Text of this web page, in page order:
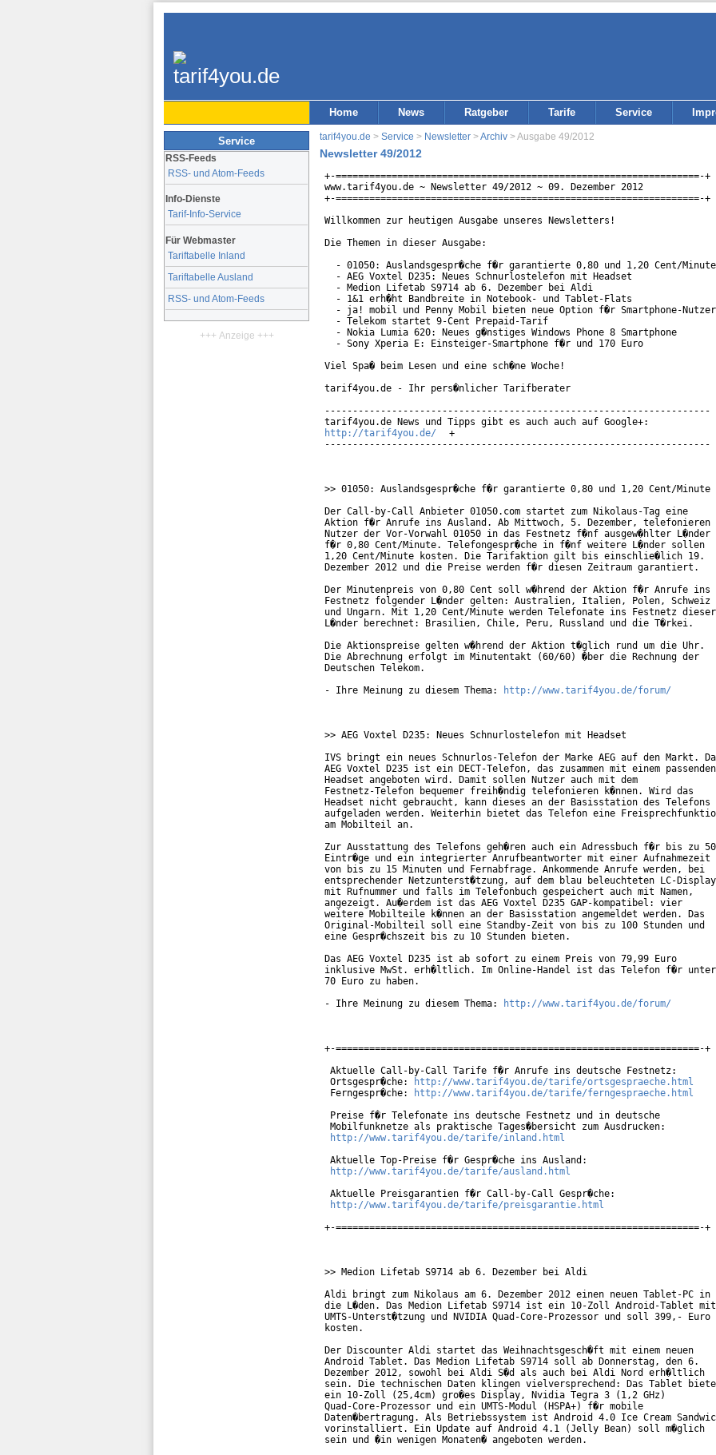
Home News Ratgeber Tarife Service
Service
RSS-Feeds
RSS- und Atom-Feeds
Info-Dienste
Tarif-Info-Service
Für Webmaster
Tariftabelle Inland
Tariftabelle Ausland
RSS- und Atom-Feeds
+++ Anzeige +++
tarif4you.de > Service > Newsletter > Archiv > Ausgabe 49/2012
Newsletter 49/2012
+-=================================================================-+
www.tarif4you.de ~ Newsletter 49/2012 ~ 09. Dezember 2012
+-=================================================================-+
Willkommen zur heutigen Ausgabe unseres Newsletters!
Die Themen in dieser Ausgabe:
  - 01050: Auslandsgespr�che f�r garantierte 0,80 und 1,20 Cent/Minute
  - AEG Voxtel D235: Neues Schnurlostelefon mit Headset
  - Medion Lifetab S9714 ab 6. Dezember bei Aldi
  - 1&1 erh�ht Bandbreite in Notebook- und Tablet-Flats
- ja! mobil und Penny Mobil bieten neue Option f�r Smartphone-
  - Telekom startet 9-Cent Prepaid-Tarif
  - Nokia Lumia 620: Neues g�nstiges Windows Phone 8 Smartphone
  - Sony Xperia E: Einsteiger-Smartphone f�r und 170 Euro
Viel Spa� beim Lesen und eine sch�ne Woche!
tarif4you.de - Ihr pers�nlicher Tarifberater
---------------------------------------------------------------------
http://tarif4you.de/
+
---------------------------------------------------------------------
>> 01050: Auslandsgespr�che f�r garantierte 0,80 und 1,20 Cent/Minute
Der Call-by-Call Anbieter 01050.com startet zum Nikolaus-Tag eine
Aktion f�r Anrufe ins Ausland. Ab Mittwoch, 5. Dezember, telefonieren
Nutzer der Vor-Vorwahl 01050 in das Festnetz f�nf ausgew�hlter L�nder
f�r 0,80 Cent/Minute. Telefongespr�che in f�nf weitere L�nder sollen
1,20 Cent/Minute kosten. Die Tarifaktion gilt bis einschlie�lich 19.
Dezember 2012 und die Preise werden f�r diesen Zeitraum garantiert.
Der Minutenpreis von 0,80 Cent soll w�hrend der Aktion f�r Anrufe ins
Festnetz folgender L�nder gelten: Australien, Italien, Polen, Schweiz
und Ungarn. Mit 1,20 Cent/Minute werden Telefonate ins Festnetz dieser
L�nder berechnet: Brasilien, Chile, Peru, Russland und die T�rkei.
Die Aktionspreise gelten w�hrend der Aktion t�glich rund um die Uhr.
Die Abrechnung erfolgt im Minutentakt (60/60) �ber die Rechnung der
Deutschen Telekom.
- Ihre Meinung zu diesem Thema:
http://www.tarif4you.de/forum/
>> AEG Voxtel D235: Neues Schnurlostelefon mit Headset
IVS bringt ein neues Schnurlos-Telefon der Marke AEG auf den Markt.
AEG Voxtel D235 ist ein DECT-Telefon, das zusammen mit einem passenden
Headset angeboten wird. Damit sollen Nutzer auch mit dem
Festnetz-Telefon bequemer freih�ndig telefonieren k�nnen. Wird das
Headset nicht gebraucht, kann dieses an der Basisstation des Telefons
aufgeladen werden. Weiterhin bietet das Telefon eine
am Mobilteil an.
Zur Ausstattung des Telefons geh�ren auch ein Adressbuch f�r bis zu 50
Eintr�ge und ein integrierter Anrufbeantworter mit einer Aufnahmezeit
von bis zu 15 Minuten und Fernabfrage. Ankommende Anrufe werden, bei
entsprechender Netzunterst�tzung, auf dem blau beleuchteten LC-Display
mit Rufnummer und falls im Telefonbuch gespeichert auch mit Namen,
angezeigt. Au�erdem ist das AEG Voxtel D235 GAP-kompatibel: vier
weitere Mobilteile k�nnen an der Basisstation angemeldet werden. Das
Original-Mobilteil soll eine Standby-Zeit von bis zu 100 Stunden und
eine Gespr�chszeit bis zu 10 Stunden bieten.
Das AEG Voxtel D235 ist ab sofort zu einem Preis von 79,99 Euro
inklusive MwSt. erh�ltlich. Im Online-Handel ist das Telefon f�r unter
70 Euro zu haben.
- Ihre Meinung zu diesem Thema:
http://www.tarif4you.de/forum/
+-=================================================================-+
Aktuelle Call-by-Call Tarife f�r Anrufe ins deutsche Festnetz:
Ortsgespr�che:
http://www.tarif4you.de/tarife/ortsgespraeche.html
Ferngespr�che:
http://www.tarif4you.de/tarife/ferngespraeche.html
Preise f�r Telefonate ins deutsche Festnetz und in deutsche
Mobilfunknetze als praktische Tages�bersicht zum Ausdrucken:
http://www.tarif4you.de/tarife/inland.html
Aktuelle Top-Preise f�r Gespr�che ins Ausland:
http://www.tarif4you.de/tarife/ausland.html
Aktuelle Preisgarantien f�r Call-by-Call Gespr�che:
http://www.tarif4you.de/tarife/preisgarantie.html
+-=================================================================-+
>> Medion Lifetab S9714 ab 6. Dezember bei Aldi
Aldi bringt zum Nikolaus am 6. Dezember 2012 einen neuen Tablet-PC in
die L�den. Das Medion Lifetab S9714 ist ein 10-Zoll Android-Tablet mit
UMTS-Unterst�tzung und NVIDIA Quad-Core-Prozessor und soll 399,- Euro
kosten.
Der Discounter Aldi startet das Weihnachtsgesch�ft mit einem neuen
Android Tablet. Das Medion Lifetab S9714 soll ab Donnerstag, den 6.
Dezember 2012, sowohl bei Aldi S�d als auch bei Aldi Nord erh�ltlich
sein. Die technischen Daten klingen vielversprechend: Das Tablet
ein 10-Zoll (25,4cm) gro�es Display, Nvidia Tegra 3 (1,2 GHz)
Quad-Core-Prozessor und ein UMTS-Modul (HSPA+) f�r mobile
Daten�bertragung. Als Betriebssystem ist Android 4.0 Ice Cream
vorinstalliert. Ein Update auf Android 4.1 (Jelly Bean) soll m�glich
sein und �in wenigen Monaten� angeboten werden.